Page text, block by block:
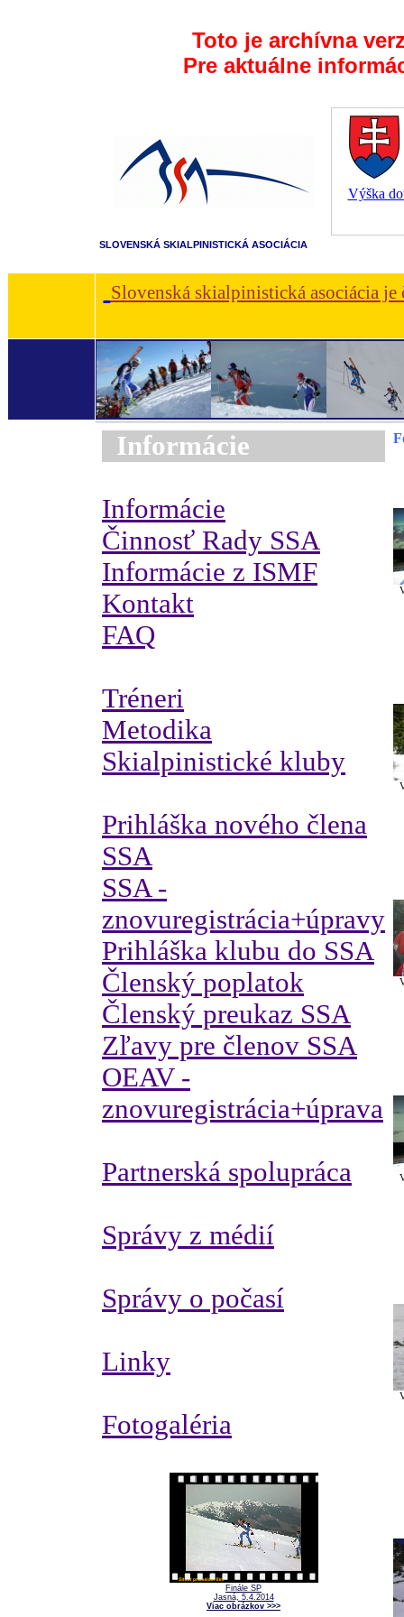
Toto je archívna
Pre aktuálne
Výška
SLOVENSKÁ SKIALPINISTICKÁ ASOCIÁCIA
Slovenská skialpinistická asociácia
Informácie
Informácie
Činnosť Rady SSA
Informácie z ISMF
Kontakt
FAQ
Tréneri
Metodika
Skialpinistické kluby
Prihláška nového člena
SSA
SSA -
znovuregistrácia+úpravy
Prihláška klubu do SSA
Členský poplatok
Členský preukaz SSA
Zľavy pre členov SSA
OEAV -
znovuregistrácia+úprava
Partnerská spolupráca
Správy z médií
Správy o počasí
Linky
Fotogaléria
Finále SP
Jasná, 5.4.2014
Viac obrázkov >>>